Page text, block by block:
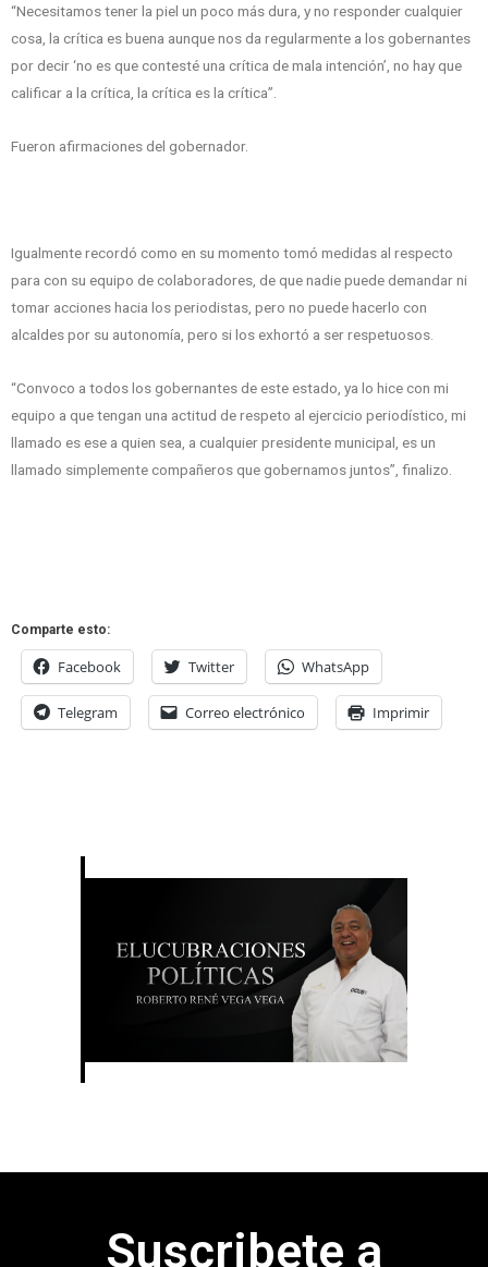
“Necesitamos tener la piel un poco más dura, y no responder cualquier
cosa, la crítica es buena aunque nos da regularmente a los gobernantes
por decir ‘no es que contesté una crítica de mala intención’, no hay que
calificar a la crítica, la crítica es la crítica”.
Fueron afirmaciones del gobernador.
Igualmente recordó como en su momento tomó medidas al respecto
para con su equipo de colaboradores, de que nadie puede demandar ni
tomar acciones hacia los periodistas, pero no puede hacerlo con
alcaldes por su autonomía, pero si los exhortó a ser respetuosos.
“Convoco a todos los gobernantes de este estado, ya lo hice con mi
equipo a que tengan una actitud de respeto al ejercicio periodístico, mi
llamado es ese a quien sea, a cualquier presidente municipal, es un
llamado simplemente compañeros que gobernamos juntos”, finalizo.
Comparte esto:
Facebook Twitter WhatsApp
Telegram Correo electrónico Imprimir
Suscribete a